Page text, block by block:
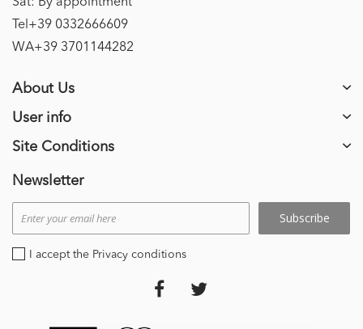
Sat: By appointment
Tel+39 0332666609
WA+39 3701144282
About Us
User info
Site Conditions
Newsletter
Subscribe
I accept the Privacy conditions